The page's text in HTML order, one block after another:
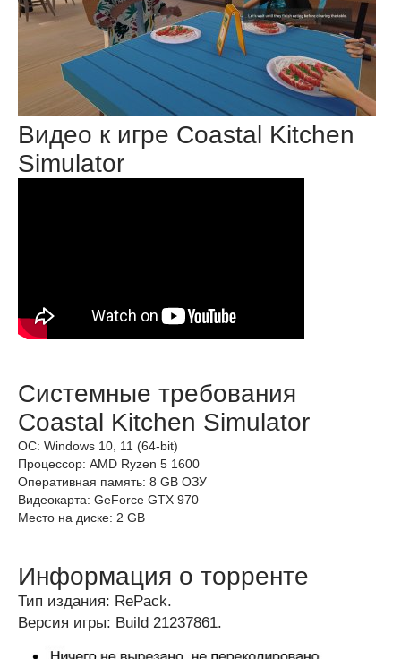
Видео к игре Coastal Kitchen
Simulator
Системные требования
Coastal Kitchen Simulator
ОС: Windows 10, 11 (64-bit)
Процессор: AMD Ryzen 5 1600
Оперативная память: 8 GB ОЗУ
Видеокарта: GeForce GTX 970
Место на диске: 2 GB
Информация о торренте
Тип издания: RePack.
Версия игры: Build 21237861.